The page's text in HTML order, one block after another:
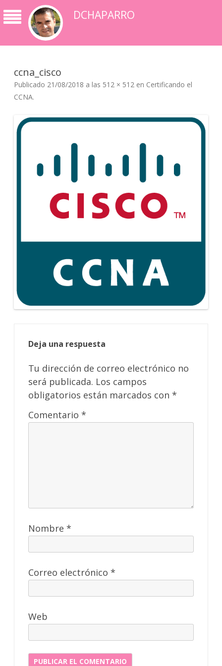
DCHAPARRO
ccna_cisco
Publicado 21/08/2018 a las 512 × 512 en Certificando el
CCNA.
Deja una respuesta
Tu dirección de correo electrónico no
será publicada. Los campos
obligatorios están marcados con *
Comentario *
Nombre *
Correo electrónico *
Web